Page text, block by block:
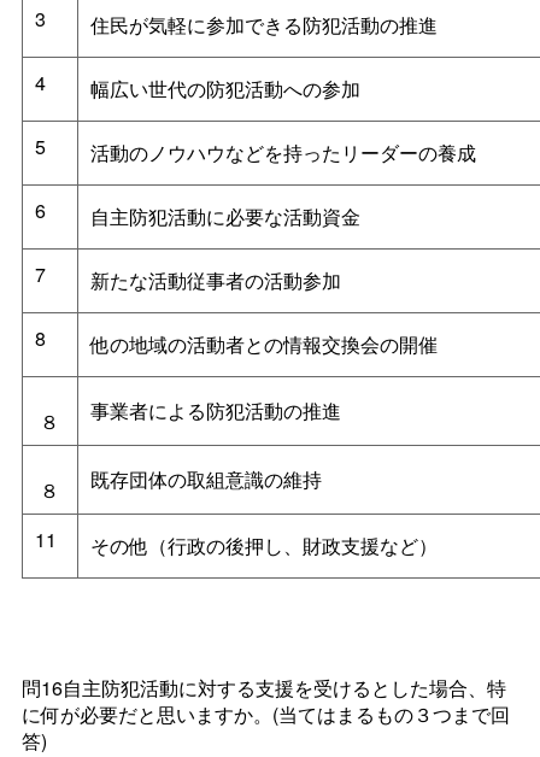
3
住民が気軽に参加できる防犯活動の推進
4 幅広い世代の防犯活動への参加
5 活動のノウハウなどを持ったリーダーの養成
6 自主防犯活動に必要な活動資金
7 新たな活動従事者の活動参加
8 他の地域の活動者との情報交換会の開催
８ 事業者による防犯活動の推進
８ 既存団体の取組意識の維持
11 その他（行政の後押し、財政支援など）
問16自主防犯活動に対する支援を受けるとした場合、特
に何が必要だと思いますか。(当てはまるもの３つまで回
答)